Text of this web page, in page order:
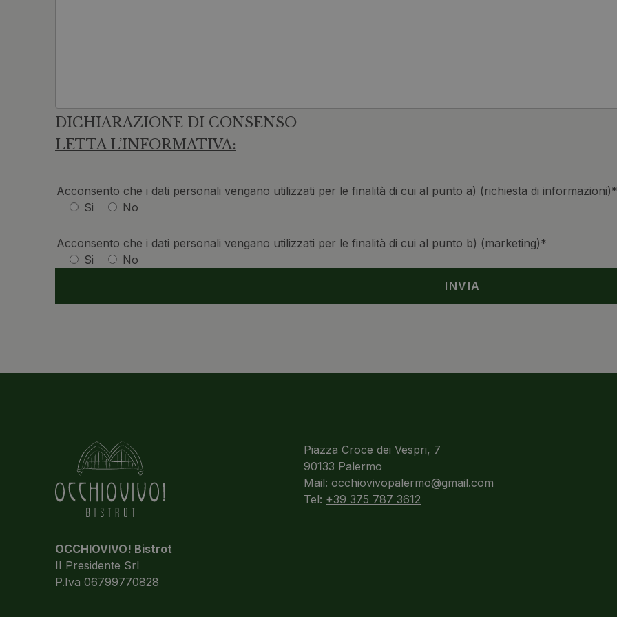
DICHIARAZIONE DI CONSENSO
LETTA L’INFORMATIVA:
Acconsento che i dati personali vengano utilizzati per le finalità di cui al punto a) (richiesta di informazioni)*
Si
No
Acconsento che i dati personali vengano utilizzati per le finalità di cui al punto b) (marketing)*
Si
No
OCCHIOVIVO! Bistrot
II Presidente Srl
P.Iva 06799770828
Piazza Croce dei Vespri, 7
90133 Palermo
Mail:occhiovivopalermo@gmail.com
Tel: +39 375 787 3612